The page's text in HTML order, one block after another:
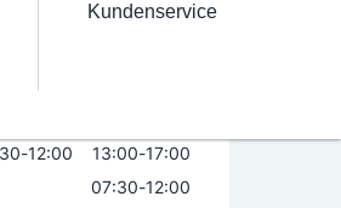
Eintrag bewerben
Kundenservice
-12:00 13:00-17:00
07:30-12:00